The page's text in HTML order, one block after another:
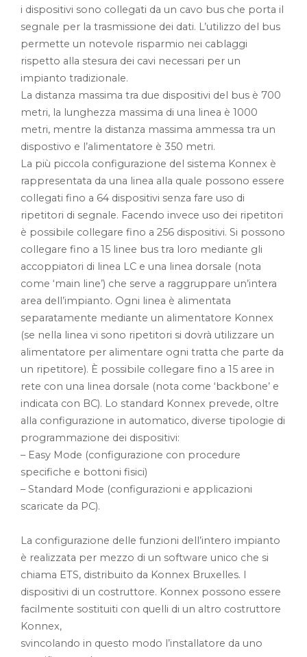
i dispositivi sono collegati da un cavo bus che porta il
segnale per la trasmissione dei dati. L’utilizzo del bus
permette un notevole risparmio nei cablaggi
rispetto alla stesura dei cavi necessari per un
impianto tradizionale.
La distanza massima tra due dispositivi del bus è 700
metri, la lunghezza massima di una linea è 1000
metri, mentre la distanza massima ammessa tra un
dispostivo e l’alimentatore è 350 metri.
La più piccola configurazione del sistema Konnex è
rappresentata da una linea alla quale possono essere
collegati fino a 64 dispositivi senza fare uso di
ripetitori di segnale. Facendo invece uso dei ripetitori
è possibile collegare fino a 256 dispositivi. Si possono
collegare fino a 15 linee bus tra loro mediante gli
accoppiatori di linea LC e una linea dorsale (nota
come ‘main line’) che serve a raggruppare un’intera
area dell’impianto. Ogni linea è alimentata
separatamente mediante un alimentatore Konnex
(se nella linea vi sono ripetitori si dovrà utilizzare un
alimentatore per alimentare ogni tratta che parte da
un ripetitore). È possibile collegare fino a 15 aree in
rete con una linea dorsale (nota come ‘backbone’ e
indicata con BC). Lo standard Konnex prevede, oltre
alla configurazione in automatico, diverse tipologie di
programmazione dei dispositivi:
– Easy Mode (configurazione con procedure
specifiche e bottoni fisici)
– Standard Mode (configurazioni e applicazioni
scaricate da PC).
La configurazione delle funzioni dell’intero impianto
è realizzata per mezzo di un software unico che si
chiama ETS, distribuito da Konnex Bruxelles. I
dispositivi di un costruttore. Konnex possono essere
facilmente sostituiti con quelli di un altro costruttore
Konnex,
svincolando in questo modo l’installatore da uno